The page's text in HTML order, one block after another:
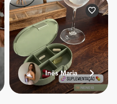
Inês Maria